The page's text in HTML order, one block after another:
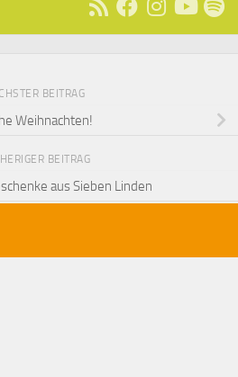
BEITRAG
Weihnachten!
BEITRAG
aus Sieben Linden